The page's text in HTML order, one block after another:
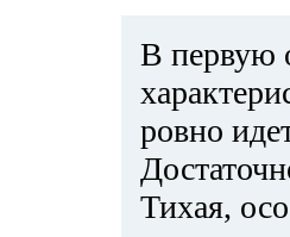
В первую
ровно
Тихая,